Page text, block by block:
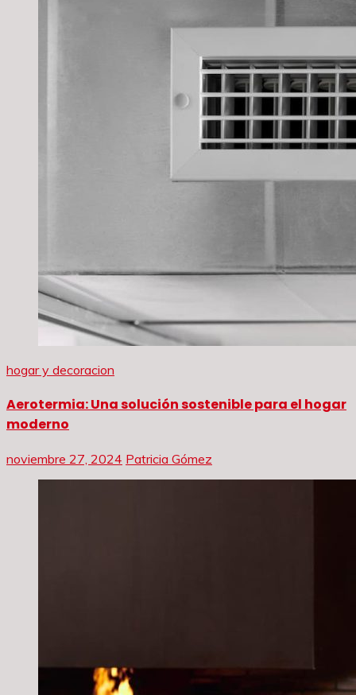
hogar y decoracion
Aerotermia: Una solución sostenible para el hogar
moderno
noviembre 27, 2024 Patricia Gómez